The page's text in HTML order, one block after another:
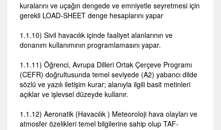
kuralarını ve uçağın dengede ve emniyetle seyretmesi için
gerekli LOAD-SHEET denge hesaplarını yapar
1.1.10) Sivil havacılık içinde faaliyet alanlarının ve
donanım kullanımının programlamasını yapar.
1.1.11) Öğrenci, Avrupa Dilleri Ortak Çerçeve Programı
(CEFR) doğrultusunda temel seviyede (A2) yabancı dilde
sözlü ve yazılı iletişim kurar; alanıyla ilgili basit metinleri
açıklar ve işlevsel düzeyde kullanır.
1.1.12) Aeronatik (Havacılık ) Meteoroloji hava olayları ve
atmosfer özelikleri temel bilgilerine sahip olup TAF-